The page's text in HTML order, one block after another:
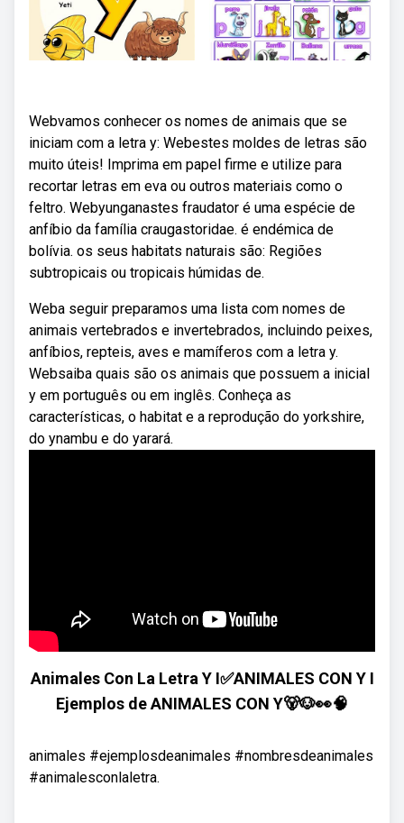
Webvamos conhecer os nomes de animais que se
iniciam com a letra y: Webestes moldes de letras são
muito úteis! Imprima em papel firme e utilize para
recortar letras em eva ou outros materiais como o
feltro. Webyunganastes fraudator é uma espécie de
anfíbio da família craugastoridae. é endémica de
bolívia. os seus habitats naturais são: Regiões
subtropicais ou tropicais húmidas de.
Weba seguir preparamos uma lista com nomes de
animais vertebrados e invertebrados, incluindo peixes,
anfíbios, repteis, aves e mamíferos com a letra y.
Websaiba quais são os animais que possuem a inicial
y em português ou em inglês. Conheça as
características, o habitat e a reprodução do yorkshire,
do ynambu e do yarará.
Animales Con La Letra Y I✅ANIMALES CON Y I
Ejemplos de ANIMALES CON Y🐻🐶👀🧠
animales #ejemplosdeanimales #nombresdeanimales
#animalesconlaletra.